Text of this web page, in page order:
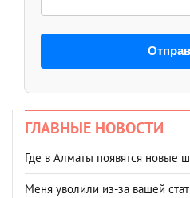
ГЛАВНЫЕ НОВОСТИ
Где в Алматы появятся новые
Меня уволили из-за вашей